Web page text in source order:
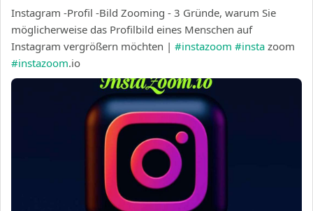
Instagram -Profil -Bild Zooming - 3 Gründe, warum Sie
möglicherweise das Profilbild eines Menschen auf
Instagram vergrößern möchten | #instazoom #insta zoom
#instazoom.io